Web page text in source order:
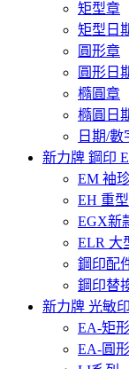
矩型章
矩型日
圓形章
圓形日
橢圓章
橢圓日
日期/數
新力牌 鋼印
EM 袖
EH 重
EGX新
ELR 大
鋼印配
鋼印替
新力牌 光敏
EA-矩
EA-圓